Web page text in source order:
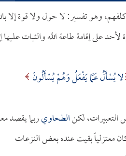
وهو تفسير: لا حول ولا قوة إلا
على إقامة طاعة الله والثبات عليها
لا يُسْأَلُ عَمَّا يَفْعَلُ وَهُمْ يُسْأَلُونَ
لكنالطحاويربما يقصد
معتزلياً بقيت عنده بعض النزعات